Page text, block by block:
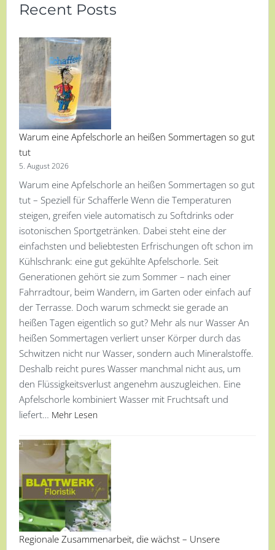
Recent Posts
Warum eine Apfelschorle an heißen Sommertagen so gut
tut
5. August 2026
Warum eine Apfelschorle an heißen Sommertagen so gut
tut – Speziell für Schafferle Wenn die Temperaturen
steigen, greifen viele automatisch zu Softdrinks oder
isotonischen Sportgetränken. Dabei steht eine der
einfachsten und beliebtesten Erfrischungen oft schon im
Kühlschrank: eine gut gekühlte Apfelschorle. Seit
Generationen gehört sie zum Sommer – nach einer
Fahrradtour, beim Wandern, im Garten oder einfach auf
der Terrasse. Doch warum schmeckt sie gerade an
heißen Tagen eigentlich so gut? Mehr als nur Wasser An
heißen Sommertagen verliert unser Körper durch das
Schwitzen nicht nur Wasser, sondern auch Mineralstoffe.
Deshalb reicht pures Wasser manchmal nicht aus, um
den Flüssigkeitsverlust angenehm auszugleichen. Eine
Apfelschorle kombiniert Wasser mit Fruchtsaft und
liefert… Mehr Lesen
Regionale Zusammenarbeit, die wächst – Unsere